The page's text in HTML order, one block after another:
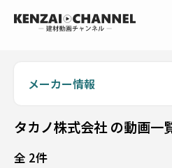
メーカー情報
タカノ株式会社 の動画一
全 2件